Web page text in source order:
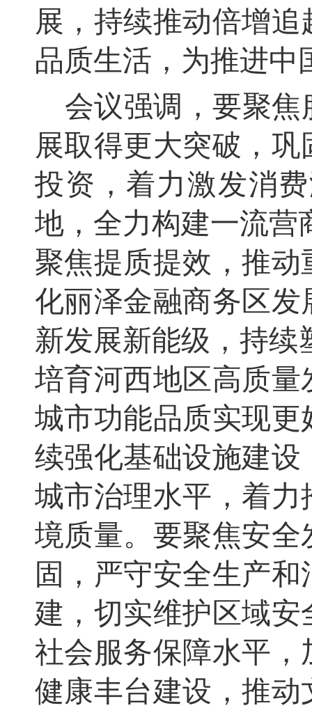
展，持续推动倍增
品质生活，为推进中
会议强调，要聚
展取得更大突破，
投资，着力激发消
地，全力构建一流营
聚焦提质提效，推
化丽泽金融商务区
新发展新能级，持续
培育河西地区高质
城市功能品质实现
续强化基础设施建
城市治理水平，着
境质量。要聚焦安
固，严守安全生产
建，切实维护区域
社会服务保障水平
健康丰台建设，推